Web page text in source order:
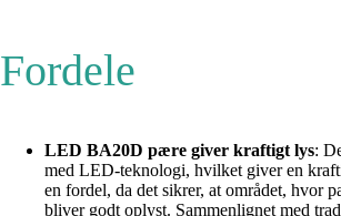
Fordele
LED BA20D pære giver kraftigt lys:
med LED-teknologi, hvilket giver en
en fordel, da det sikrer, at området, hvor
bliver godt oplyst. Sammenlignet med